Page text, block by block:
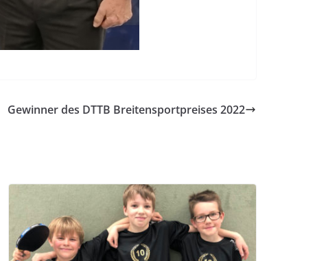
Gewinner des DTTB Breitensportpreises 2022